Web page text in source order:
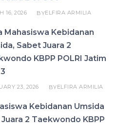
16, 2026 BYELFIRA ARMILIA
Mahasiswa Kebidanan
Sabet Juara 2
KBPP POLRI Jatim
23, 2026 BYELFIRA ARMILIA
Kebidanan Umsida
Juara 2 Taekwondo KBPP